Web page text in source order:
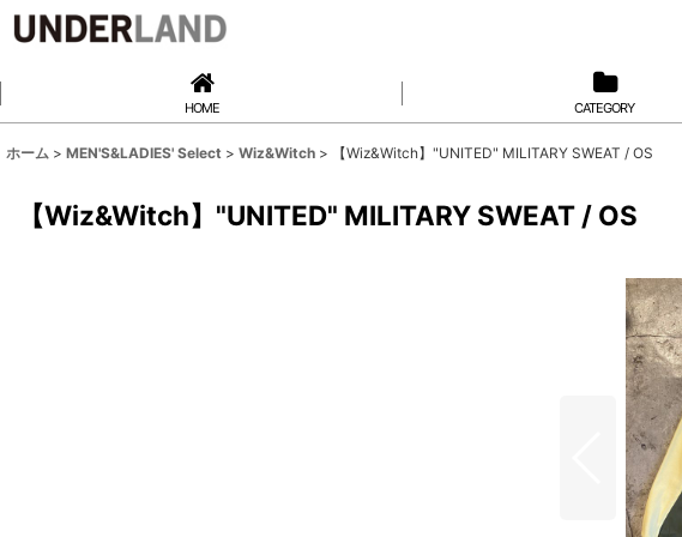
HOME CATEGORY
ホーム > MEN'S&LADIES' Select > Wiz&Witch > 【Wiz&Witch】"UNITED" MILITARY SWEAT / OS
【Wiz&Witch】"UNITED" MILITARY SWEAT / OS